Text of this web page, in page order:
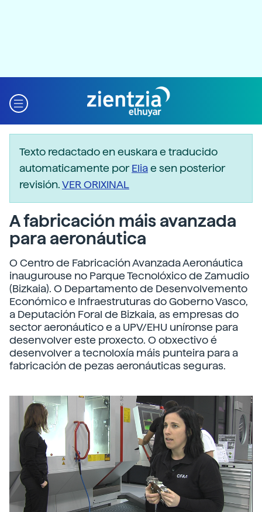
Texto redactado en euskara e traducido
automaticamente porEliae sen posterior
revisión.VER ORIXINAL
A fabricación máis avanzada
para aeronáutica
O Centro de Fabricación Avanzada Aeronáutica
inaugurouse no Parque Tecnolóxico de Zamudio
(Bizkaia). O Departamento de Desenvolvemento
Económico e Infraestruturas do Goberno Vasco,
a Deputación Foral de Bizkaia, as empresas do
sector aeronáutico e a UPV/EHU uníronse para
desenvolver este proxecto. O obxectivo é
desenvolver a tecnoloxía máis punteira para a
fabricación de pezas aeronáuticas seguras.